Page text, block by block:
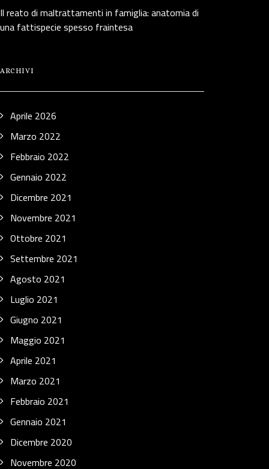
Il reato di maltrattamenti in famiglia: anatomia di
una fattispecie spesso fraintesa
ARCHIVI
Aprile 2026
Marzo 2022
Febbraio 2022
Gennaio 2022
Dicembre 2021
Novembre 2021
Ottobre 2021
Settembre 2021
Agosto 2021
Luglio 2021
Giugno 2021
Maggio 2021
Aprile 2021
Marzo 2021
Febbraio 2021
Gennaio 2021
Dicembre 2020
Novembre 2020